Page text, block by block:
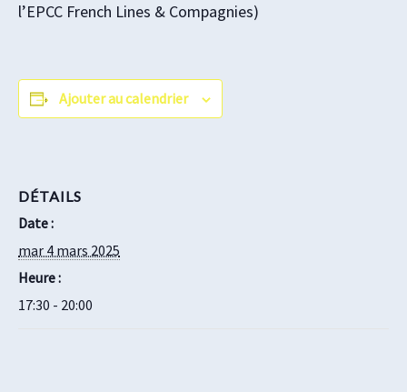
l’EPCC French Lines & Compagnies)
Ajouter au calendrier
DÉTAILS
Date :
mar 4 mars 2025
Heure :
17:30 - 20:00